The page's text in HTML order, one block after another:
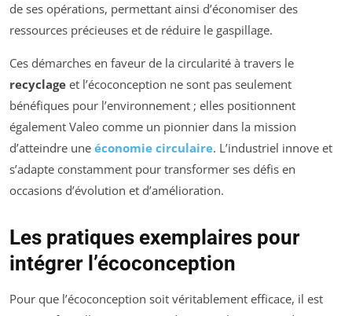
de ses opérations, permettant ainsi d’économiser des
ressources précieuses et de réduire le gaspillage.
Ces démarches en faveur de la circularité à travers le
recyclage et l’écoconception ne sont pas seulement
bénéfiques pour l’environnement ; elles positionnent
également Valeo comme un pionnier dans la mission
d’atteindre une économie circulaire. L’industriel innove et
s’adapte constamment pour transformer ses défis en
occasions d’évolution et d’amélioration.
Les pratiques exemplaires pour
intégrer l’écoconception
Pour que l’écoconception soit véritablement efficace, il est